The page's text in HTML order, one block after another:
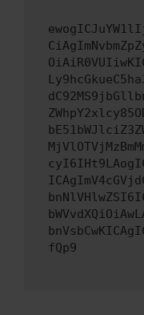
fQp9